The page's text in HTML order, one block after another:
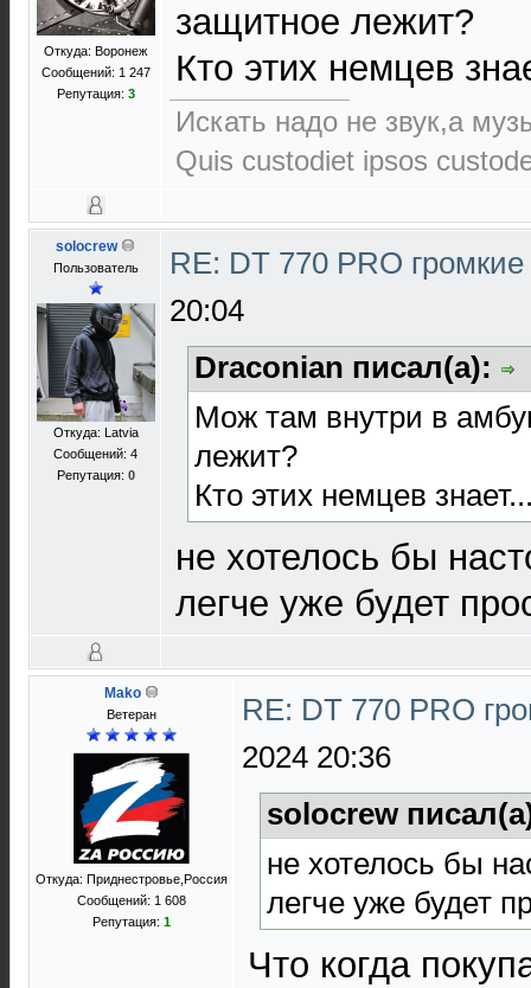
Откуда: Воронеж
Сообщений: 1 247
Репутация: 3
защитное лежит?
Кто этих немцев
Искать надо не звук,а
Quis custodiet ipsos
solocrew
Пользователь
Откуда: Latvia
Сообщений: 4
Репутация: 0
RE: DT 770 PRO
20:04
Draconian писал(а):
Мож там внутри в
лежит?
Кто этих немцев
не хотелось бы
легче уже будет
Mako
Ветеран
Откуда: Приднестровье,Россия
Сообщений: 1 608
Репутация: 1
RE: DT 770 PRO
2024 20:36
solocrew
не хотелось бы
легче уже будет
Что когда